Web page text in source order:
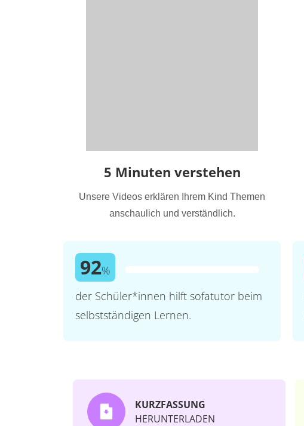
5 Minuten verstehen
Unsere Videos erklären Ihrem Kind Themen
anschaulich und verständlich.
92%
der Schüler*innen hilft sofatutor beim
selbstständigen Lernen.
KURZFASSUNG
HERUNTERLADEN